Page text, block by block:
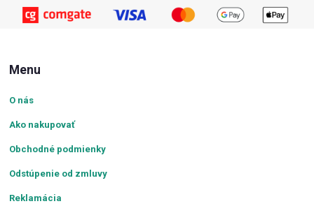
Menu
O nás
Ako nakupovať
Obchodné podmienky
Odstúpenie od zmluvy
Reklamácia